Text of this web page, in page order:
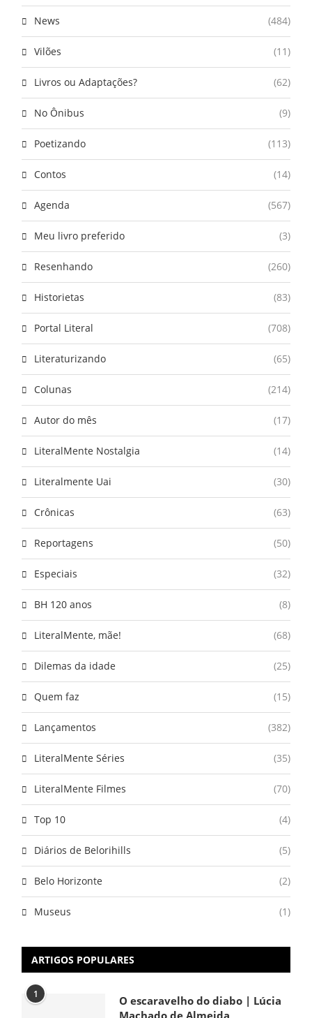
News (484)
Vilões (11)
Livros ou Adaptações? (62)
No Ônibus (9)
Poetizando (113)
Contos (14)
Agenda (567)
Meu livro preferido (3)
Resenhando (260)
Historietas (83)
Portal Literal (708)
Literaturizando (65)
Colunas (214)
Autor do mês (17)
LiteralMente Nostalgia (14)
Literalmente Uai (30)
Crônicas (63)
Reportagens (50)
Especiais (32)
BH 120 anos (8)
LiteralMente, mãe! (68)
Dilemas da idade (25)
Quem faz (15)
Lançamentos (382)
LiteralMente Séries (35)
LiteralMente Filmes (70)
Top 10 (4)
Diários de Belorihills (5)
Belo Horizonte (2)
Museus (1)
ARTIGOS POPULARES
1
O escaravelho do diabo | Lúcia
Machado de Almeida